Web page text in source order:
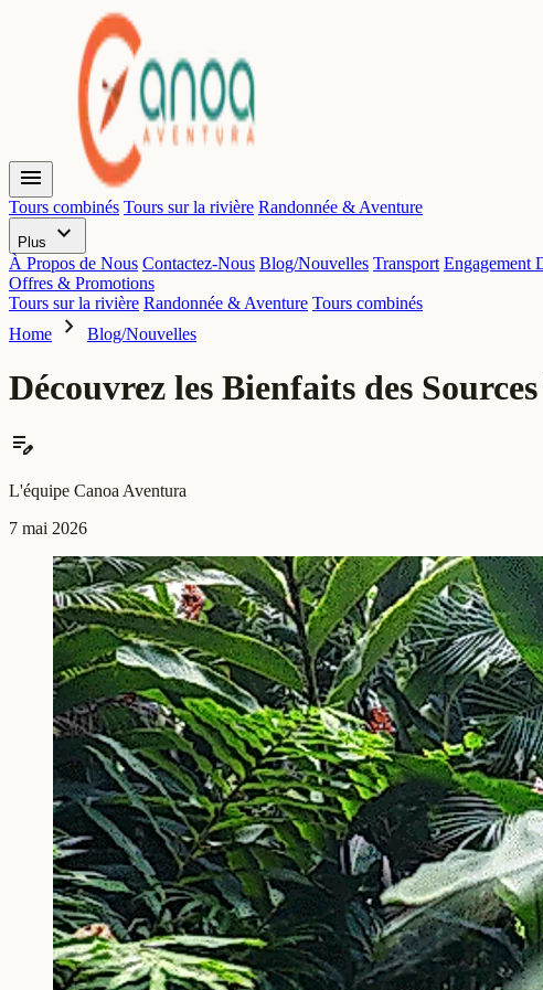
menu
Tours combinés Tours sur la rivière Randonnée & Aventure
Plus expand_more
À Propos de Nous Contactez-Nous Blog/Nouvelles Transport Engagement
Offres & Promotions
Tours sur la rivière Randonnée & Aventure Tours combinés
Home
chevron_right Blog/Nouvelles
Découvrez les Bienfaits des
edit_note
L'équipe Canoa Aventura
7 mai 2026